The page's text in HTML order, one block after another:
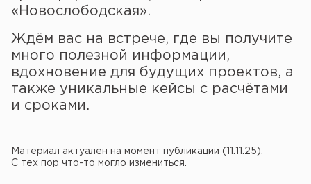
«Новослободская».
Ждём вас на встрече, где вы получите
много полезной информации,
вдохновение для будущих проектов, а
также уникальные кейсы с расчётами
и сроками.
Материал актуален на момент публикации (11.11.25).
С тех пор что-то могло измениться.